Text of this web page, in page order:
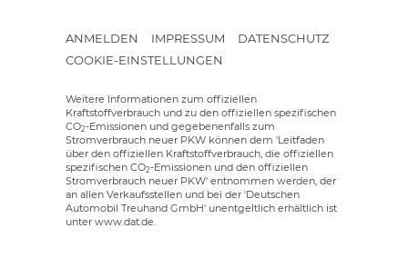
ANMELDEN IMPRESSUM
DATENSCHUTZ
COOKIE-EINSTELLUNGEN
Weitere Informationen zum offiziellen
Kraftstoffverbrauch und zu den offiziellen spezifischen
CO2-Emissionen und gegebenenfalls zum
Stromverbrauch neuer PKW können dem 'Leitfaden
über den offiziellen Kraftstoffverbrauch, die offiziellen
spezifischen CO2-Emissionen und den offiziellen
Stromverbrauch neuer PKW' entnommen werden, der
an allen Verkaufsstellen und bei der 'Deutschen
Automobil Treuhand GmbH' unentgeltlich erhältlich ist
unter www.dat.de.